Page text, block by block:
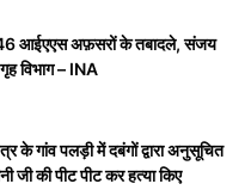
आईएएस अफ़सरों के तबादले, संजय
विभाग – INA
के गांव पलड़ी में दबंगों द्वारा अनुसूचित
जी की पीट पीट कर हत्या किए